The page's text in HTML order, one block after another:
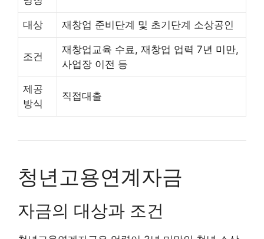
대상 재창업 준비단계 및 초기단계 소상공인
조건
재창업교육 수료, 재창업 업력 7년 미만,
사업장 이전 등
제공
방식
직접대출
청년고용연계자금
자금의 대상과 조건